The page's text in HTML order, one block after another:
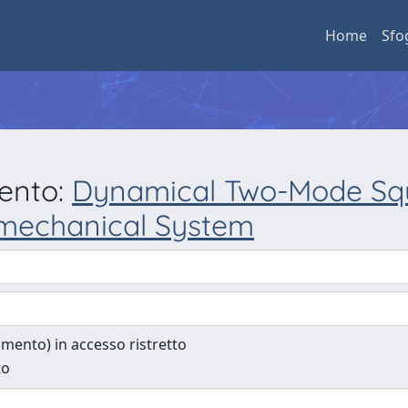
Home
Dynamical Two-Mode
System
in accesso ristretto